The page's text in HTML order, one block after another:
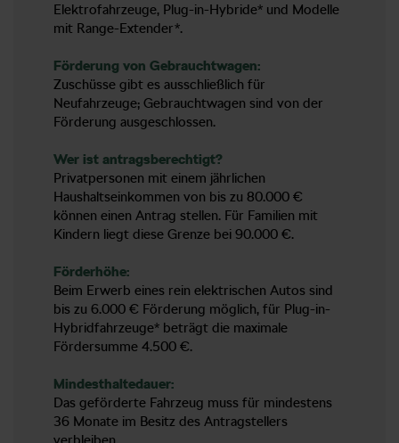
Elektrofahrzeuge, Plug-in-Hybride* und Modelle
mit Range-Extender*.
Förderung von Gebrauchtwagen:
Zuschüsse gibt es ausschließlich für
Neufahrzeuge; Gebrauchtwagen sind von der
Förderung ausgeschlossen.
Wer ist antragsberechtigt?
Privatpersonen mit einem jährlichen
Haushaltseinkommen von bis zu 80.000 €
können einen Antrag stellen. Für Familien mit
Kindern liegt diese Grenze bei 90.000 €.
Förderhöhe:
Beim Erwerb eines rein elektrischen Autos sind
bis zu 6.000 € Förderung möglich, für Plug-in-
Hybridfahrzeuge* beträgt die maximale
Fördersumme 4.500 €.
Mindesthaltedauer:
Das geförderte Fahrzeug muss für mindestens
36 Monate im Besitz des Antragstellers